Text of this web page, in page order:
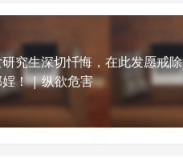
究生深切忏悔，在此发愿戒除
！ | 纵欲危害